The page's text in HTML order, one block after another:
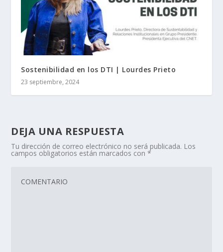
Sostenibilidad en los DTI | Lourdes Prieto
23 septiembre, 2024
DEJA UNA RESPUESTA
Tu dirección de correo electrónico no será publicada. Los
campos obligatorios están marcados con*